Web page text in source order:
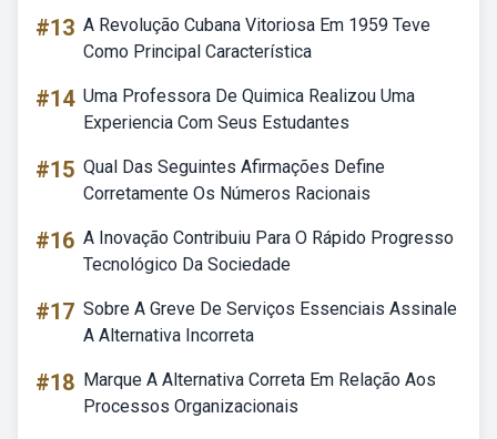
#13 A Revolução Cubana Vitoriosa Em 1959 Teve
Como Principal Característica
#14 Uma Professora De Quimica Realizou Uma
Experiencia Com Seus Estudantes
#15 Qual Das Seguintes Afirmações Define
Corretamente Os Números Racionais
#16 A Inovação Contribuiu Para O Rápido Progresso
Tecnológico Da Sociedade
#17 Sobre A Greve De Serviços Essenciais Assinale
A Alternativa Incorreta
#18 Marque A Alternativa Correta Em Relação Aos
Processos Organizacionais